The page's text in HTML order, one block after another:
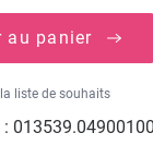
au panier
liste de souhaits
013539.04900100